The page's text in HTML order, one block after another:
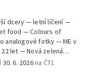
dcery — letní líčení —
food — Colours of
analogové fotky — ME v
let — Nová zelená
Teacher Prize Czech
30. 6. 2026na ČT1